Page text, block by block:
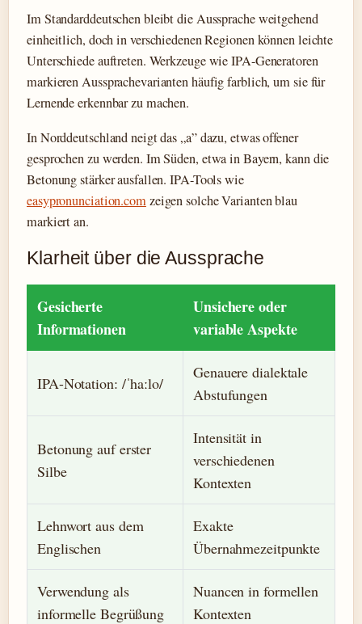
Im Standarddeutschen bleibt die Aussprache weitgehend
einheitlich, doch in verschiedenen Regionen können leichte
Unterschiede auftreten. Werkzeuge wie IPA-Generatoren
markieren Aussprachevarianten häufig farblich, um sie für
Lernende erkennbar zu machen.
In Norddeutschland neigt das „a” dazu, etwas offener
gesprochen zu werden. Im Süden, etwa in Bayern, kann die
Betonung stärker ausfallen. IPA-Tools wie
easypronunciation.comzeigen solche Varianten blau
markiert an.
Klarheit über die Aussprache
Gesicherte
Informationen
Unsichere oder
variable Aspekte
IPA-Notation: /ˈhaːlo/
Genauere dialektale
Abstufungen
Betonung auf erster
Silbe
Intensität in
verschiedenen
Kontexten
Lehnwort aus dem
Englischen
Exakte
Übernahmezeitpunkte
Verwendung als
informelle Begrüßung
Nuancen in formellen
Kontexten